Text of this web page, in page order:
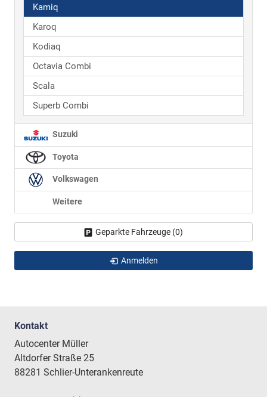
Kamiq
Karoq
Kodiaq
Octavia Combi
Scala
Superb Combi
Suzuki
Toyota
Volkswagen
Weitere
Geparkte Fahrzeuge (0)
Anmelden
Kontakt
Autocenter Müller
Altdorfer Straße 25
88281 Schlier-Unterankenreute